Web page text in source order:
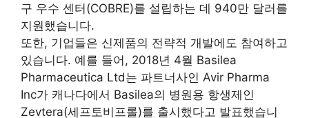
구 우수 센터(COBRE)를 설립하는 데 940만 달러를
지원했습니다.
또한, 기업들은 신제품의 전략적 개발에도 참여하고
있습니다. 예를 들어, 2018년 4월 Basilea
Pharmaceutica Ltd는 파트너사인 Avir Pharma
Inc가 캐나다에서 Basilea의 병원용 항생제인
Zevtera(세프토비프롤)를 출시했다고 발표했습니